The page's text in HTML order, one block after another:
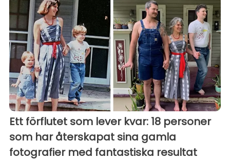
Ett förflutet som lever kvar: 18 personer
som har återskapat sina gamla
fotografier med fantastiska resultat